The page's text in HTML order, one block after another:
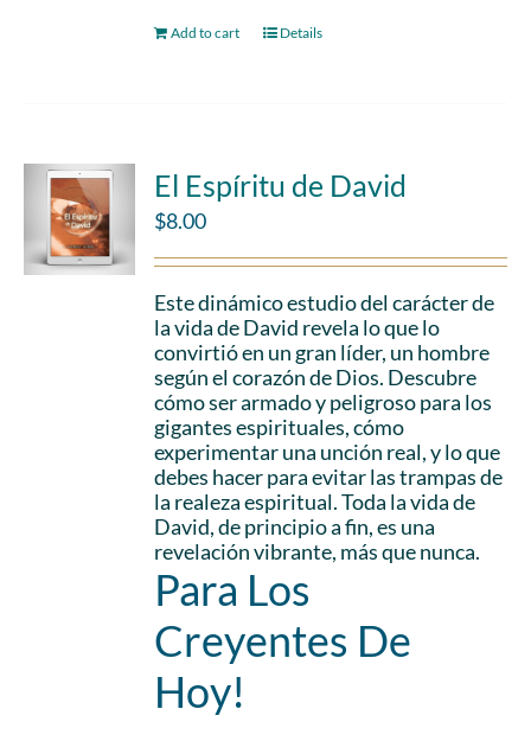
Add to cart Details
El Espíritu de David
$8.00
Este dinámico estudio del carácter de
la vida de David revela lo que lo
convirtió en un gran líder, un hombre
según el corazón de Dios. Descubre
cómo ser armado y peligroso para los
gigantes espirituales, cómo
experimentar una unción real, y lo que
debes hacer para evitar las trampas de
la realeza espiritual. Toda la vida de
David, de principio a fin, es una
revelación vibrante, más que nunca.
Para Los
Creyentes De
Hoy!